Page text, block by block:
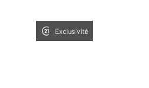
Exclusivité